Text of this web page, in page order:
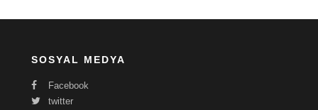
SOSYAL MEDYA
Facebook
twitter